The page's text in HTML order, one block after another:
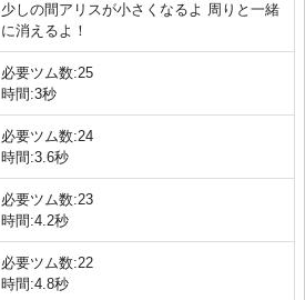
少しの間アリスが小さくなるよ 周りと一緒
に消えるよ！
必要ツム数:25
時間:3秒
必要ツム数:24
時間:3.6秒
必要ツム数:23
時間:4.2秒
必要ツム数:22
時間:4.8秒